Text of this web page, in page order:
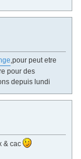
,pour peut etre
pour des
depuis lundi
& cac